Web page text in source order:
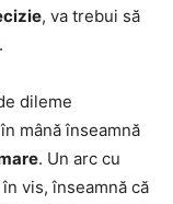
, va trebui să
dileme
mână înseamnă
. Un arc cu
vis, înseamnă că